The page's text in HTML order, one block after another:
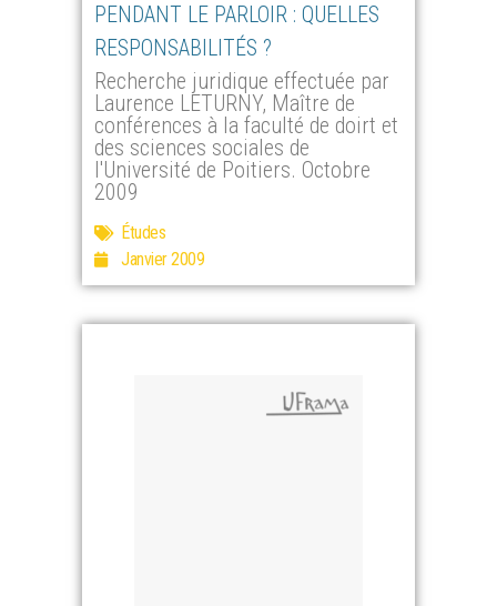
PENDANT LE PARLOIR : QUELLES
RESPONSABILITÉS ?
Recherche juridique effectuée par
Laurence LETURNY, Maître de
conférences à la faculté de doirt et
des sciences sociales de
l'Université de Poitiers. Octobre
2009
Études
Janvier 2009